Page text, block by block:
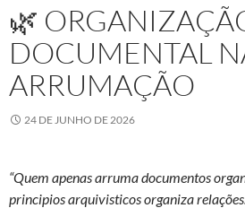
🌿
DOCUMENTAL
ARRUMAÇÃO
24 DE JUNHO DE 2026
“Quem apenas arruma documentos
principios arquivisticos organiza